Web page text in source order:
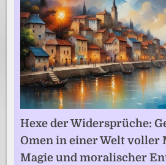
Hexe der Widersprüche:
Omen in einer Welt voller
Magie und moralischer